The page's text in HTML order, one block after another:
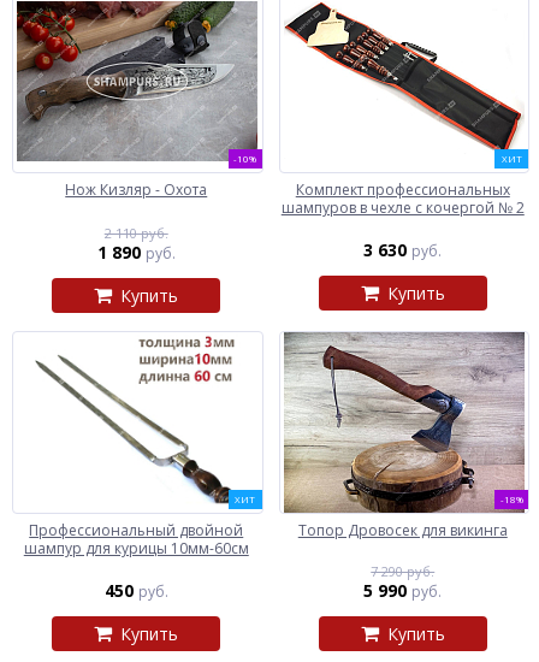
-10%
Нож Кизляр - Охота
2 110 руб.
1 890 руб.
Купить
ХИТ
Комплект профессиональных
шампуров в чехле с кочергой № 2
3 630 руб.
Купить
ХИТ
Профессиональный двойной
шампур для курицы 10мм-60см
450 руб.
Купить
-18%
Топор Дровосек для викинга
7 290 руб.
5 990 руб.
Купить